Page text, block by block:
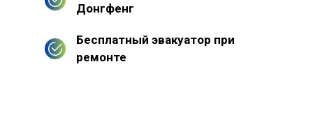
Донгфенг
Бесплатный эвакуатор при
ремонте